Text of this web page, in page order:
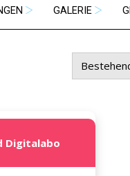
GALERIE